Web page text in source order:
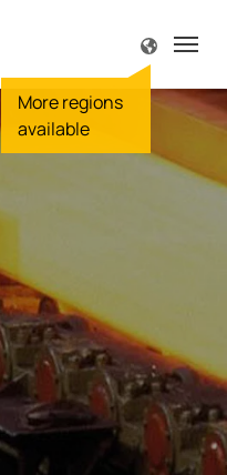
解
概述
起重
机器
感应
解
概述
安全
服务
解
概述
运输
炼油
维修
解
概述
解
概述
解
概述
解
概述
解
概述
保养
解
概述
解
概述
控制
服务
解
概述
专
概述
专
概述
离线
BB总
服
概述
公
概述